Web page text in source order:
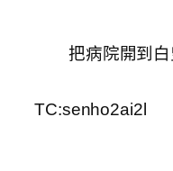
把病院開到白
TC:senho2ai2l